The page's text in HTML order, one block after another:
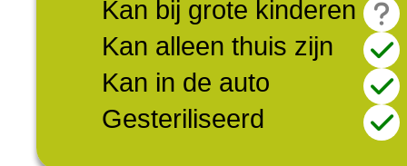
Kan bij grote kinderen
Kan alleen thuis zijn
Kan in de auto
Gesteriliseerd